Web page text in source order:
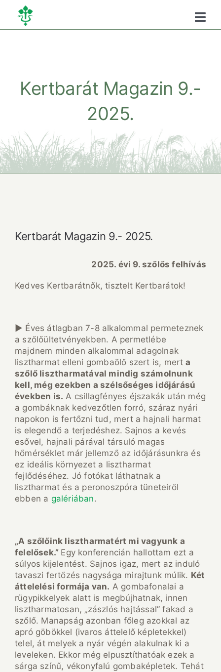
Kihagyás
Kamaráról
Szükséghelyzeti
Kertbarát Magazin 9.-
2025.
Kertbarát Magazin 9.- 2025.
2025. évi 9. szőlős felhívás
Kedves Kertbarátnők, tisztelt Kertbarátok!
► Éves átlagban 7-8 alkalommal permeteznek
a szőlőültetvényekben. A permetlébe
majdnem minden alkalommal adagolnak
lisztharmat elleni gombaölő szert is, mert a
szőlő lisztharmatával mindig számolnunk
kell, még ezekben a szélsőséges időjárású
években is. A csillagfényes éjszakák után még
a gombáknak kedvezőtlen forró, száraz nyári
napokon is fertőzni tud, mert a hajnali harmat
is elegendő a terjedéshez. Sajnos a kevés
esővel, hajnali párával társuló magas
hőmérséklet már jellemző az időjárásunkra és
ez ideális környezet a lisztharmat
fejlődéséhez. Jó fotókat láthatnak a
lisztharmat és a peronoszpóra tüneteiről
ebben a galériában.
„A szőlőink lisztharmatért mi vagyunk a
felelősek.” Egy konferencián hallottam ezt a
súlyos kijelentést. Sajnos igaz, mert az induló
tavaszi fertőzés nagysága mirajtunk múlik. Két
áttelelési formája van. A gombafonalai a
rügypikkelyek alatt is megbújhatnak, innen
lisztharmatosan, „zászlós hajtással” fakad a
szőlő. Manapság azonban főleg azokkal az
apró göbökkel (ivaros áttelelő képletekkel)
telel, át melyek a nyár végén alakulnak ki a
leveleken. Ekkor még elpusztíthatóak ezek a
sárga színű, vékonyfalú gombaképletek. Tehát